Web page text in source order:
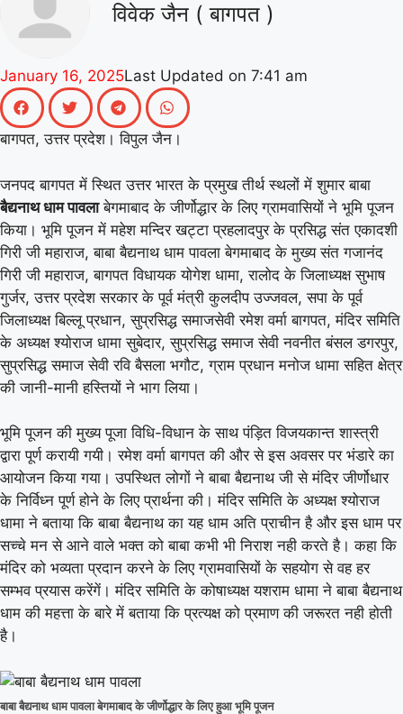
विश्व रिकॉर्ड समारोह में जब दिखे बागपत के
अमन, गर्व से भर उठा यूपी
विवेक जैन ( बागपत )
January 16, 2025Last Updated on 7:41 am
बागपत, उत्तर प्रदेश। विपुल जैन।
जनपद बागपत में स्थित उत्तर भारत के प्रमुख तीर्थ स्थलों में शुमार बाबा
बैद्यनाथ धाम पावलाबेगमाबाद के जीर्णोद्धार के लिए ग्रामवासियों ने भूमि पूजन
किया। भूमि पूजन में महेश मन्दिर खट्टा प्रहलादपुर के प्रसिद्ध संत एकादशी
गिरी जी महाराज, बाबा बैद्यनाथ धाम पावला बेगमाबाद के मुख्य संत गजानंद
गिरी जी महाराज, बागपत विधायक योगेश धामा, रालोद के जिलाध्यक्ष सुभाष
गुर्जर, उत्तर प्रदेश सरकार के पूर्व मंत्री कुलदीप उज्जवल, सपा के पूर्व
जिलाध्यक्ष बिल्लू प्रधान, सुप्रसिद्ध समाजसेवी रमेश वर्मा बागपत, मंदिर समिति
के अध्यक्ष श्योराज धामा सुबेदार, सुप्रसिद्ध समाज सेवी नवनीत बंसल डगरपुर,
सुप्रसिद्ध समाज सेवी रवि बैसला भगौट, ग्राम प्रधान मनोज धामा सहित क्षेत्र
की जानी-मानी हस्तियों ने भाग लिया।
भूमि पूजन की मुख्य पूजा विधि-विधान के साथ पंड़ित विजयकान्त शास्त्री
द्वारा पूर्ण करायी गयी। रमेश वर्मा बागपत की और से इस अवसर पर भंडारे का
आयोजन किया गया। उपस्थित लोगों ने बाबा बैद्यनाथ जी से मंदिर जीर्णोधार
के निर्विध्न पूर्ण होने के लिए प्रार्थना की। मंदिर समिति के अध्यक्ष श्योराज
धामा ने बताया कि बाबा बैद्यनाथ का यह धाम अति प्राचीन है और इस धाम पर
सच्चे मन से आने वाले भक्त को बाबा कभी भी निराश नही करते है। कहा कि
मंदिर को भव्यता प्रदान करने के लिए ग्रामवासियों के सहयोग से वह हर
सम्भव प्रयास करेंगें। मंदिर समिति के कोषाध्यक्ष यशराम धामा ने बाबा बैद्यनाथ
धाम की महत्ता के बारे में बताया कि प्रत्यक्ष को प्रमाण की जरूरत नही होती
है।
बाबा बैद्यनाथ धाम पावला बेगमाबाद के जीर्णोद्धार के लिए हुआ भूमि पूजन